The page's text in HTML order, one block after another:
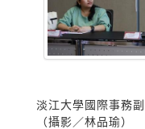
淡江大學國際事務
（攝影／林品瑜）